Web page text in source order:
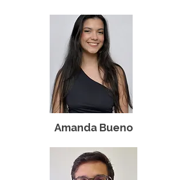
Amanda Bueno